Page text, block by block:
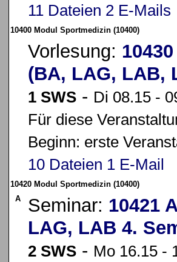
11 Dateien 2 E-Mails
10400 Modul Sportmedizin (10400)
Vorlesung:
(BA, LAG, LAB,
1 SWS - Di 08.15 -
Für diese
Beginn: erste
10 Dateien 1 E-Mail
10420 Modul Sportmedizin (10400)
A
Seminar: 10421
LAG, LAB 4.
2 SWS - Mo 16.15 -